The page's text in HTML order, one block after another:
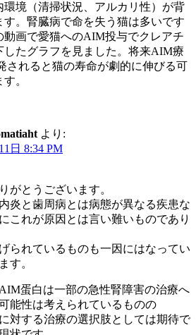
環境（清掃状況、アルカリ性）が背
す。腎臓病で命を失う猫は多いです
動画で愛猫へのAIM投与でクレアチ
したグラフを見ました。将来AIM療
されると猫の寿命が劇的に伸びる可
。
より:
日 8:34 PM
がとうございます。
炎と歯周病とは病態が異なる疾患な
これが原因とは言い難いものであり
られているものも一因にはなってい
す。
蛋白は一部の急性腎障害の治療へ
能性は考えられているものの
対する治療の選択肢としては期待で